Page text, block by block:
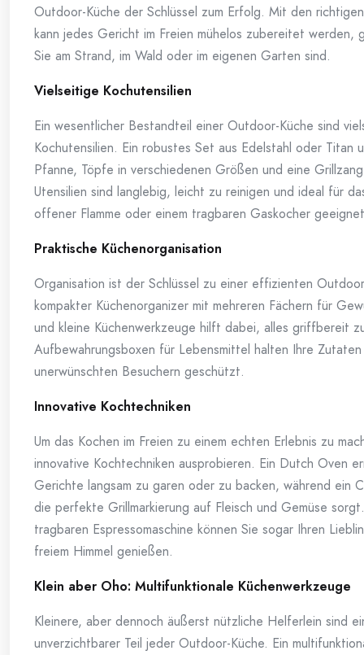
Outdoor-Küche der Schlüssel zum Erfolg. Mit den
kann jedes Gericht im Freien mühelos zubereitet werden,
Sie am Strand, im Wald oder im eigenen Garten sind.
Vielseitige Kochutensilien
Ein wesentlicher Bestandteil einer Outdoor-Küche sind
Kochutensilien. Ein robustes Set aus Edelstahl oder Titan
Pfanne, Töpfe in verschiedenen Größen und eine
Utensilien sind langlebig, leicht zu reinigen und ideal für
offener Flamme oder einem tragbaren Gaskocher
Praktische Küchenorganisation
Organisation ist der Schlüssel zu einer effizienten
kompakter Küchenorganizer mit mehreren Fächern für
und kleine Küchenwerkzeuge hilft dabei, alles griffbereit
Aufbewahrungsboxen für Lebensmittel halten Ihre
unerwünschten Besuchern geschützt.
Innovative Kochtechniken
Um das Kochen im Freien zu einem echten Erlebnis zu
innovative Kochtechniken ausprobieren. Ein Dutch Oven
Gerichte langsam zu garen oder zu backen, während ein
die perfekte Grillmarkierung auf Fleisch und Gemüse
tragbaren Espressomaschine können Sie sogar Ihren
freiem Himmel genießen.
Klein aber Oho: Multifunktionale Küchenwerkzeuge
Kleinere, aber dennoch äußerst nützliche Helferlein sind
unverzichtbarer Teil jeder Outdoor-Küche. Ein